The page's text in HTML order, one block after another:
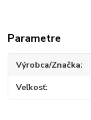
Parametre
Výrobca/Značka
Veľkosť